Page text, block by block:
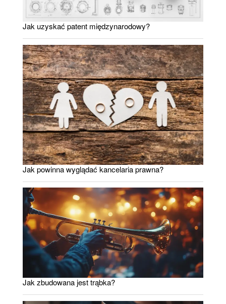
Jak uzyskać patent międzynarodowy?
Jak powinna wyglądać kancelaria prawna?
Jak zbudowana jest trąbka?